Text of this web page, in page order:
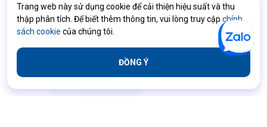
Trang web này sử dụng cookie để cải thiện hiệu suất và thu
thập phân tích. Để biết thêm thông tin, vui lòng truy cập chính
sách cookie của chúng tôi.
ĐỒNG Ý